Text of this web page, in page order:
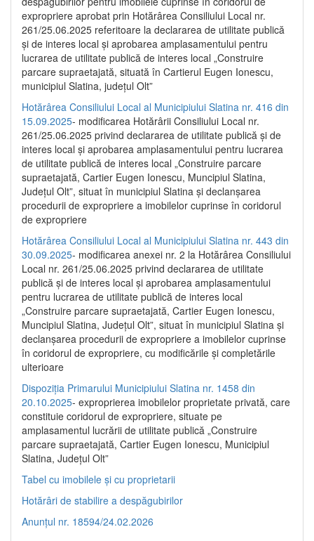
expropriere aprobat prin Hotărârea Consiliului Local nr.
261/25.06.2025 referitoare la declararea de utilitate publică
și de interes local și aprobarea amplasamentului pentru
lucrarea de utilitate publică de interes local „Construire
parcare supraetajată, situată în Cartierul Eugen Ionescu,
municipiul Slatina, județul Olt”
Hotărârea Consiliului Local al Municipiului Slatina nr. 416 din
15.09.2025- modificarea Hotărârii Consiliului Local nr.
261/25.06.2025 privind declararea de utilitate publică și de
interes local și aprobarea amplasamentului pentru lucrarea
de utilitate publică de interes local „Construire parcare
supraetajată, Cartier Eugen Ionescu, Muncipiul Slatina,
Județul Olt”, situat în municipiul Slatina și declanșarea
procedurii de expropriere a imobilelor cuprinse în coridorul
de expropriere
Hotărârea Consiliului Local al Municipiului Slatina nr. 443 din
30.09.2025- modificarea anexei nr. 2 la Hotărârea Consiliului
Local nr. 261/25.06.2025 privind declararea de utilitate
publică şi de interes local şi aprobarea amplasamentului
pentru lucrarea de utilitate publică de interes local
„Construire parcare supraetajată, Cartier Eugen Ionescu,
Muncipiul Slatina, Judeţul Olt”, situat în municipiul Slatina şi
declanşarea procedurii de expropriere a imobilelor cuprinse
în coridorul de expropriere, cu modificările şi completările
ulterioare
Dispoziția Primarului Municipiului Slatina nr. 1458 din
20.10.2025- exproprierea imobilelor proprietate privată, care
constituie coridorul de expropriere, situate pe
amplasamentul lucrării de utilitate publică „Construire
parcare supraetajată, Cartier Eugen Ionescu, Municipiul
Slatina, Județul Olt”
Tabel cu imobilele și cu proprietarii
Hotărâri de stabilire a despăgubirilor
Anunțul nr. 18594/24.02.2026